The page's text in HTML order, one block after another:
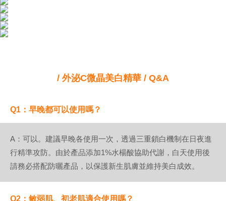
/ 外泌C微晶美白精華 / Q&A
Q1：早晚都可以使用嗎？
A：可以。建議早晚各使用一次，透過三重鎖白機制在日夜進
行精準攻防。由於產品添加1%水楊酸協助代謝，白天使用後
請務必搭配防曬產品，以保護新生肌膚並維持美白成效。
Q2：敏弱肌、初老肌適合使用嗎？